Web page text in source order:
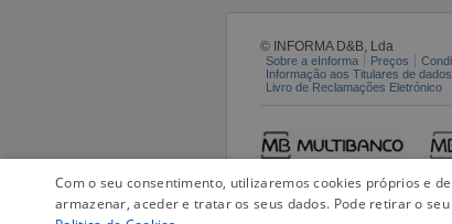
© INFORMA D&B, Lda
Sobre a eInforma Preços
Informação aos Titulares de
Livro de Reclamações Eletrónico
Com o seu consentimento, utilizaremos cookies próprios e
armazenar, aceder e tratar os seus dados. Pode retirar o